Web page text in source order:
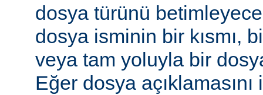
dosya türünü
dosya isminin bir kısmı,
veya tam yoluyla bir
Eğer dosya